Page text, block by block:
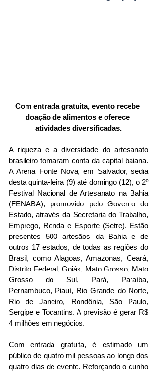
Com entrada gratuita, evento recebe
doação de alimentos e oferece
atividades diversificadas.
A riqueza e a diversidade do artesanato
brasileiro tomaram conta da capital baiana.
A Arena Fonte Nova, em Salvador, sedia
desta quinta-feira (9) até domingo (12), o 2º
Festival Nacional de Artesanato na Bahia
(FENABA), promovido pelo Governo do
Estado, através da Secretaria do Trabalho,
Emprego, Renda e Esporte (Setre). Estão
presentes 500 artesãos da Bahia e de
outros 17 estados, de todas as regiões do
Brasil, como Alagoas, Amazonas, Ceará,
Distrito Federal, Goiás, Mato Grosso, Mato
Grosso do Sul, Pará, Paraíba,
Pernambuco, Piauí, Rio Grande do Norte,
Rio de Janeiro, Rondônia, São Paulo,
Sergipe e Tocantins. A previsão é gerar R$
4 milhões em negócios.
Com entrada gratuita, é estimado um
público de quatro mil pessoas ao longo dos
quatro dias de evento. Reforçando o cunho